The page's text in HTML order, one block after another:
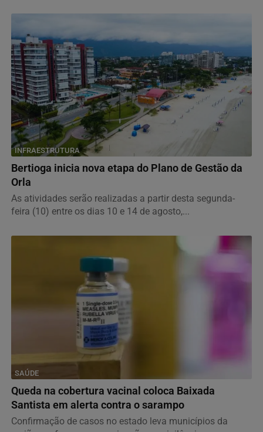
INFRAESTRUTURA
Bertioga inicia nova etapa do Plano de Gestão da
Orla
As atividades serão realizadas a partir desta segunda-
feira (10) entre os dias 10 e 14 de agosto,...
SAÚDE
Queda na cobertura vacinal coloca Baixada
Santista em alerta contra o sarampo
Confirmação de casos no estado leva municípios da